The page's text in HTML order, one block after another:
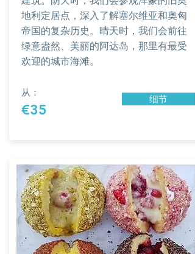
地利定居点，深入了解塞尔维亚和奥匈
帝国的复杂历史。晴天时，我们会前往
绿意盎然、美丽的阿达岛，那里有最受
欢迎的城市海滩。
从：
€35
细节